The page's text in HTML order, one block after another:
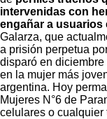
intervenidas con
engañar a
Galarza, que
a prisión perpetua
disparó en
en la mujer más
argentina. Hoy
Mujeres N°6 de
celulares o cualquier